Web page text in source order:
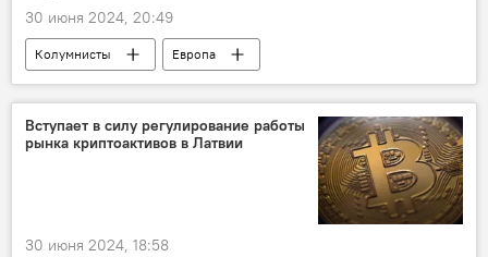
30 июня 2024, 20:49
Колумнисты
Европа
Владимир Путин
Вступает в силу регулирование работы
рынка криптоактивов в Латвии
30 июня 2024, 18:58